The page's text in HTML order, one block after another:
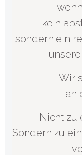
kein
sondern ein
Wir
an
Nicht zu
Sondern zu